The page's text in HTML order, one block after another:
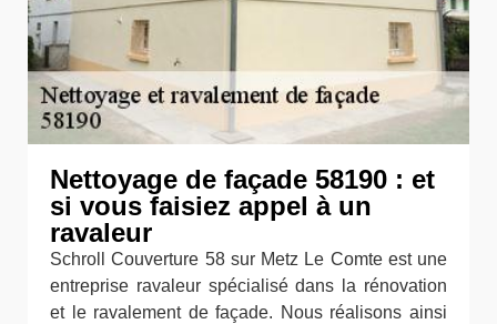
Nettoyage de façade 58190 : et
si vous faisiez appel à un
ravaleur
Schroll Couverture 58 sur Metz Le Comte est une
entreprise ravaleur spécialisé dans la rénovation
et le ravalement de façade. Nous réalisons ainsi